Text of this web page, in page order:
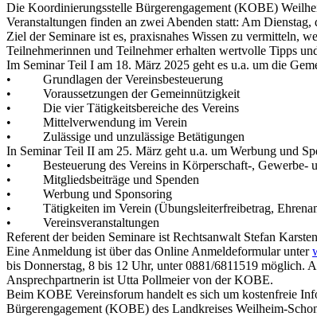
Die Koordinierungsstelle Bürgerengagement (KOBE)
Veranstaltungen finden an zwei Abenden statt: Am
Ziel der Seminare ist es, praxisnahes Wissen zu vermitteln,
Teilnehmerinnen und Teilnehmer erhalten wertvolle Tipps
Im Seminar Teil I am 18. März 2025 geht es u.a. um die
• Grundlagen der Vereinsbesteuerung
• Voraussetzungen der Gemeinnützigkeit
• Die vier Tätigkeitsbereiche des Vereins
• Mittelverwendung im Verein
• Zulässige und unzulässige Betätigungen
In Seminar Teil II am 25. März geht u.a. um Werbung und
• Besteuerung des Vereins in Körperschaft-, Gewerbe-
• Mitgliedsbeiträge und Spenden
• Werbung und Sponsoring
• Tätigkeiten im Verein (Übungsleiterfreibetrag,
• Vereinsveranstaltungen
Referent der beiden Seminare ist Rechtsanwalt Stefan
Eine Anmeldung ist über das Online Anmeldeformular unter
bis Donnerstag, 8 bis 12 Uhr, unter 0881/6811519 möglich.
Ansprechpartnerin ist Utta Pollmeier von der KOBE.
Beim KOBE Vereinsforum handelt es sich um kostenfreie
Bürgerengagement (KOBE) des Landkreises Weilheim-